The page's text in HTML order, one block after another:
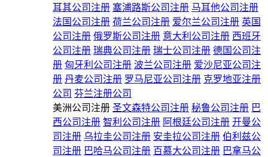
耳其公司注册 塞浦路斯公司注册 马耳他公司注册
法国公司注册 荷兰公司注册 爱尔兰公司注册 英国
公司注册 俄罗斯公司注册 意大利公司注册 西班牙
公司注册 瑞典公司注册 瑞士公司注册 德国公司注
册 匈牙利公司注册 波兰公司注册 爱沙尼亚公司注
册 丹麦公司注册 罗马尼亚公司注册 克罗地亚注册
公司 芬兰注册公司
美洲公司注册 圣文森特公司注册 秘鲁公司注册 巴
西公司注册 智利公司注册 阿根廷公司注册 开曼公
司注册 乌拉圭公司注册 安圭拉公司注册 伯利兹公
司注册 巴哈马公司注册 百慕大公司注册 巴拿马公